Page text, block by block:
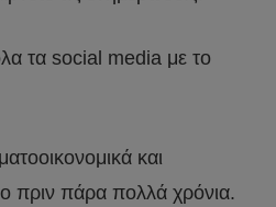
τα social media με το
και
πριν πάρα πολλά χρόνια.